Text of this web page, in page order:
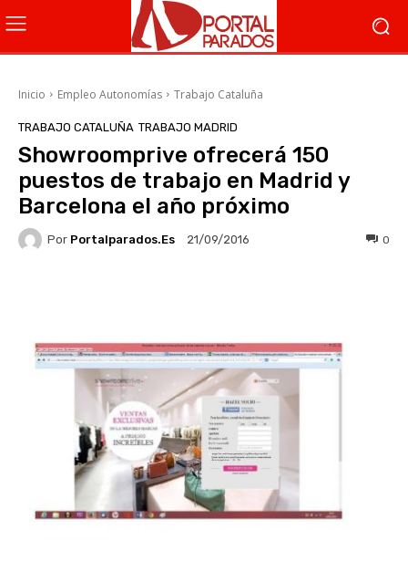
Inicio Empleo Autonomías Trabajo Cataluña
TRABAJO CATALUÑA TRABAJO MADRID
Showroomprive ofrecerá 150
puestos de trabajo en Madrid y
Barcelona el año próximo
Por Portalparados.es 21/09/2016 0